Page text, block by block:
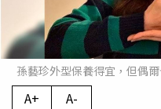
孫藝珍外型保養得宜，但偶
A+ A-